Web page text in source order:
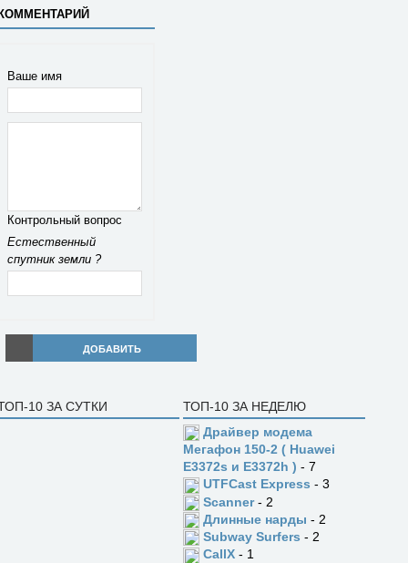
Ваше имя
Контрольный вопрос
Естественный
спутник земли ?
ДОБАВИТЬ
10 ЗА СУТКИ
ТОП-10 ЗА НЕДЕЛЮ
Драйвер модема
Мегафон 150-2 ( Huawei
E3372s и E3372h ) - 7
UTFCast Express - 3
Scanner- 2
Длинные нарды - 2
Subway Surfers - 2
CallX - 1